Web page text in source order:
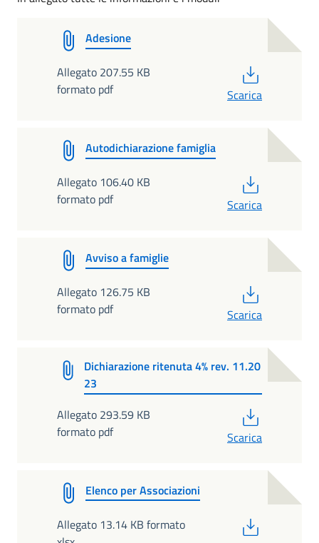
Adesione
Allegato 207.55 KB
formato pdf
Scarica
Autodichiarazione famiglia
Allegato 106.40 KB
formato pdf
Scarica
Avviso a famiglie
Allegato 126.75 KB
formato pdf
Scarica
Dichiarazione ritenuta 4% rev. 11.20
23
Allegato 293.59 KB
formato pdf
Scarica
Elenco per Associazioni
Allegato 13.14 KB formato